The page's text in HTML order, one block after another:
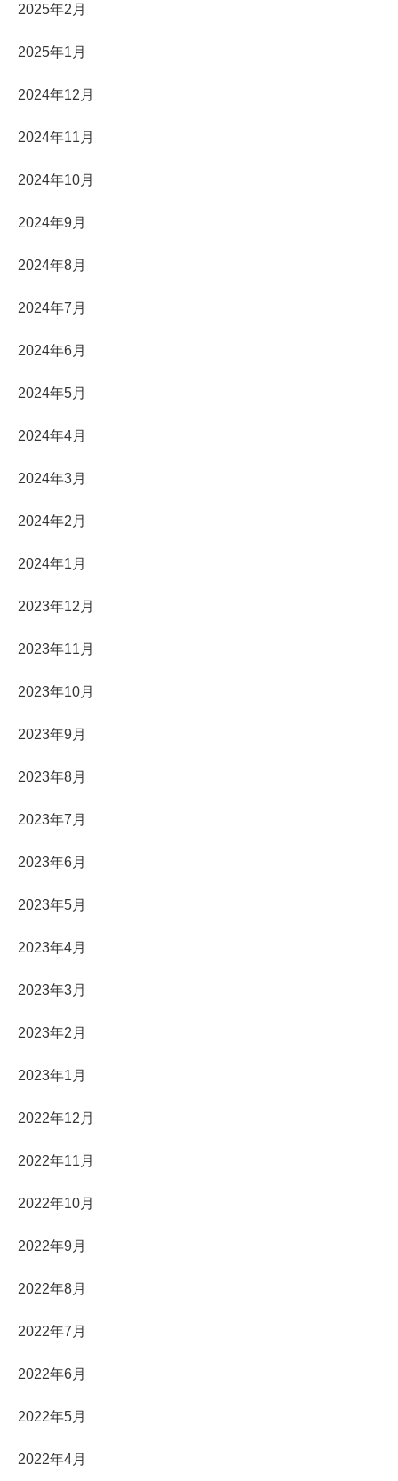
2025年2月
2025年1月
2024年12月
2024年11月
2024年10月
2024年9月
2024年8月
2024年7月
2024年6月
2024年5月
2024年4月
2024年3月
2024年2月
2024年1月
2023年12月
2023年11月
2023年10月
2023年9月
2023年8月
2023年7月
2023年6月
2023年5月
2023年4月
2023年3月
2023年2月
2023年1月
2022年12月
2022年11月
2022年10月
2022年9月
2022年8月
2022年7月
2022年6月
2022年5月
2022年4月